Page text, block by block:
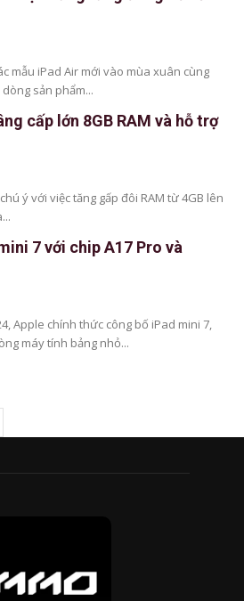
mẫu iPad Air mới vào mùa xuân cùng
sản phẩm...
cấp lớn 8GB RAM và hỗ trợ
ý với việc tăng gấp đôi RAM từ 4GB lên
7 với chip A17 Pro và
Apple chính thức công bố iPad mini 7,
máy tính bảng nhỏ...